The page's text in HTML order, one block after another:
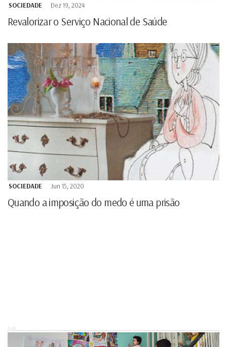
SOCIEDADE Dez 19, 2024
Revalorizar o Serviço Nacional de Saúde
SOCIEDADE Jun 15, 2020
Quando a imposição do medo é uma prisão
Pub.